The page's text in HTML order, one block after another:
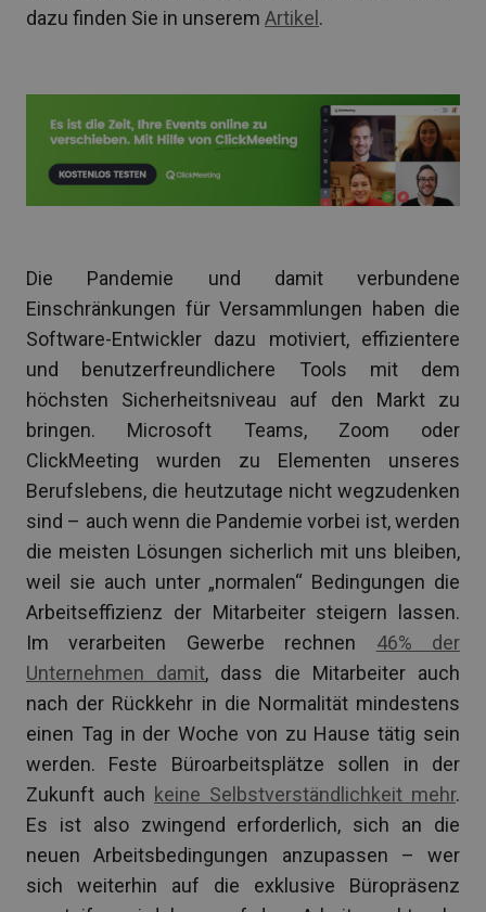
dazu finden Sie in unserem Artikel .
Die Pandemie und damit verbundene
Einschränkungen für Versammlungen haben die
Software-Entwickler dazu motiviert, effizientere
und benutzerfreundlichere Tools mit dem
höchsten Sicherheitsniveau auf den Markt zu
bringen. Microsoft Teams, Zoom oder
ClickMeeting wurden zu Elementen unseres
Berufslebens, die heutzutage nicht wegzudenken
sind – auch wenn die Pandemie vorbei ist, werden
die meisten Lösungen sicherlich mit uns bleiben,
weil sie auch unter „normalen“ Bedingungen die
Arbeitseffizienz der Mitarbeiter steigern lassen.
Im verarbeiten Gewerbe rechnen 46% der
Unternehmen damit, dass die Mitarbeiter auch
nach der Rückkehr in die Normalität mindestens
einen Tag in der Woche von zu Hause tätig sein
werden. Feste Büroarbeitsplätze sollen in der
Zukunft auch keine Selbstverständlichkeit mehr.
Es ist also zwingend erforderlich, sich an die
neuen Arbeitsbedingungen anzupassen – wer
sich weiterhin auf die exklusive Büropräsenz